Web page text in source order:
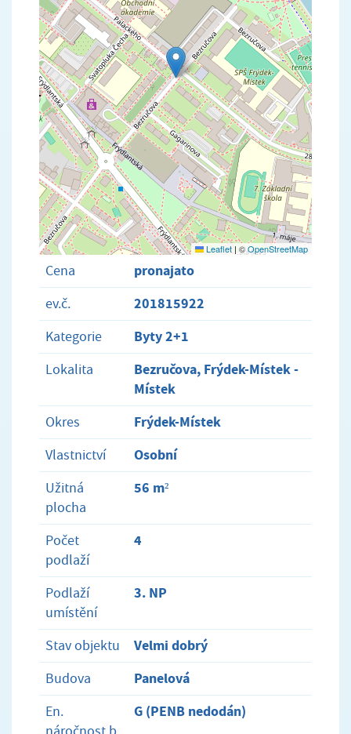
Leaflet | ©OpenStreetMap
Cena pronajato
ev.č. 201815922
Kategorie Byty 2+1
Lokalita
Bezručova, Frýdek-Místek -
Místek
Okres Frýdek-Místek
Vlastnictví Osobní
Užitná
plocha
56 m²
Počet
podlaží
4
Podlaží
umístění
3. NP
Stav objektu Velmi dobrý
Budova Panelová
En.
G (PENB nedodán)